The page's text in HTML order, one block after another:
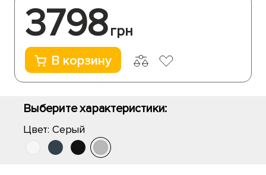
3798грн
В корзину
Выберите характеристики:
Цвет: Серый